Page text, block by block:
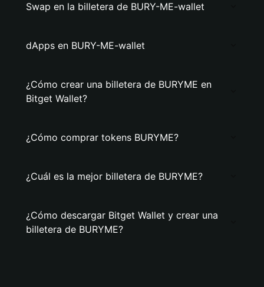
Swap en la billetera de BURY-ME-wallet
dApps en BURY-ME-wallet
¿Cómo crear una billetera de BURYME en
Bitget Wallet?
¿Cómo comprar tokens BURYME?
¿Cuál es la mejor billetera de BURYME?
¿Cómo descargar Bitget Wallet y crear una
billetera de BURYME?